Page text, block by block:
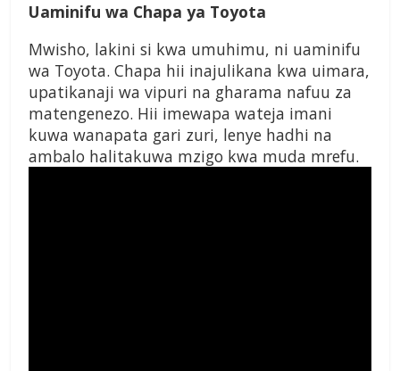
Uaminifu wa Chapa ya Toyota
Mwisho, lakini si kwa umuhimu, ni uaminifu
wa Toyota. Chapa hii inajulikana kwa uimara,
upatikanaji wa vipuri na gharama nafuu za
matengenezo. Hii imewapa wateja imani
kuwa wanapata gari zuri, lenye hadhi na
ambalo halitakuwa mzigo kwa muda mrefu.